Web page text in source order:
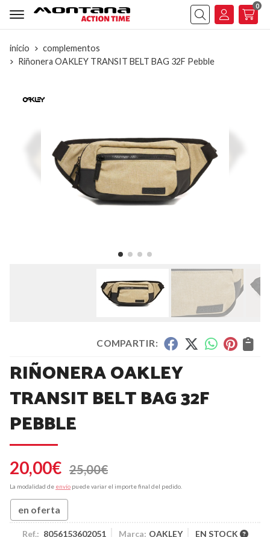
Buscar
0
inicio
complementos
Riñonera OAKLEY TRANSIT BELT BAG 32F Pebble
COMPARTIR:
RIÑONERA OAKLEY
TRANSIT BELT BAG 32F
PEBBLE
20,00€ 25,00€
La modalidad de envío puede variar el importe final del pedido.
en oferta
Ref.: 8056153602051 Marca: OAKLEY EN STOCK